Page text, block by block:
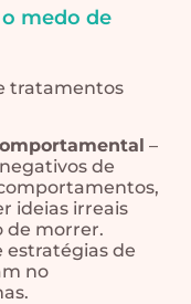
medo de
tratamentos
–
de
ideias irreais
de morrer.
estratégias de
no